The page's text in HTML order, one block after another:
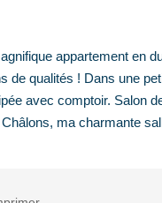
appartement en
de qualités ! Dans une
avec comptoir. Salon
ma charmante